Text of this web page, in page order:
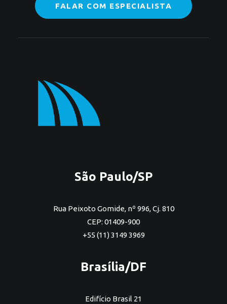
FALAR COM ESPECIALISTA
São Paulo/SP
Rua Peixoto Gomide, nº 996, Cj. 810
CEP: 01409-900
+55 (11) 3149 3969
Brasília/DF
Edifício Brasil 21